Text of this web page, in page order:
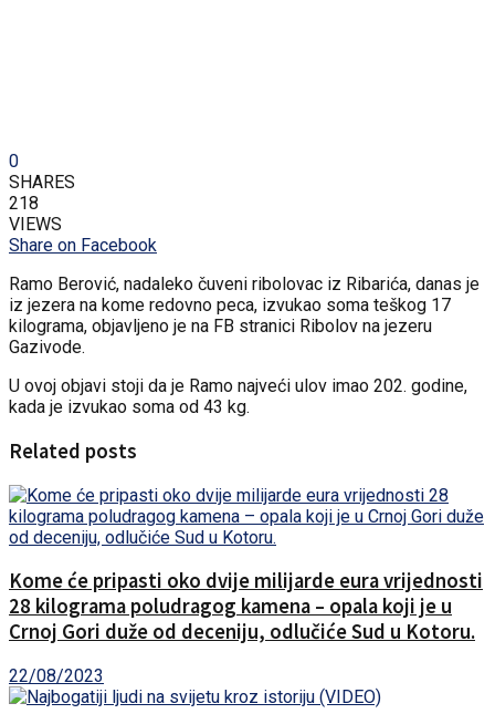
0
SHARES
218
VIEWS
Share on Facebook
Ramo Berović, nadaleko čuveni ribolovac iz Ribarića, danas je
iz jezera na kome redovno peca, izvukao soma teškog 17
kilograma, objavljeno je na FB stranici Ribolov na jezeru
Gazivode.
U ovoj objavi stoji da je Ramo najveći ulov imao 202. godine,
kada je izvukao soma od 43 kg.
Related posts
Kome će pripasti oko dvije milijarde eura vrijednosti
28 kilograma poludragog kamena – opala koji je u
Crnoj Gori duže od deceniju, odlučiće Sud u Kotoru.
22/08/2023